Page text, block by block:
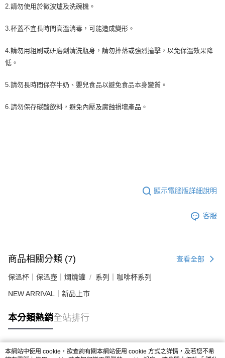
2.請勿使用於微波爐及洗碗機。
3.杯蓋不宜長時間高溫消毒，可能造成變形。
4.請勿用粗刷或研磨劑清洗瓶身，請勿摔落或強烈撞擊，以免保溫效果降
低。
5.請勿長時間保存牛奶、嬰兒食品以避免食品本身變質。
6.請勿保存碳酸飲料，避免內壓及腐蝕損壞產品。
顯示電腦版詳細說明
客服
商品相關分類 (7) 查看全部
保溫杯｜保溫壺｜燜燒罐 系列｜咖啡杯系列
NEW ARRIVAL｜新品上市
本分類熱銷全站排行
本網站中使用 cookie，欲查詢有關本網站使用 cookie 方式之詳情，及若您不希